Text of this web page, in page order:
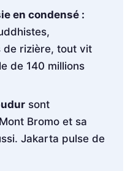
en condensé :
de rizière, tout vit
de 140 millions
sont
Bromo et sa
Jakarta pulse de